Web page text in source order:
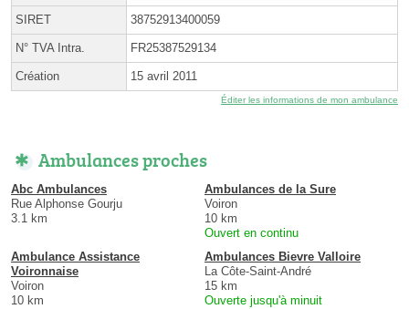
SIRET 38752913400059
N° TVA Intra. FR25387529134
Création 15 avril 2011
Éditer les informations de mon ambulance
Ambulances proches
Abc Ambulances
Rue Alphonse Gourju
3.1 km
Ambulances de la Sure
Voiron
10 km
Ouvert en continu
Ambulance Assistance
Voironnaise
Voiron
10 km
Ambulances Bievre Valloire
La Côte-Saint-André
15 km
Ouverte jusqu'à minuit